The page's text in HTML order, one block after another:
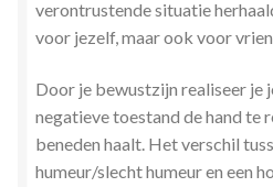
verontrustende situatie
voor jezelf, maar ook voor
Door je bewustzijn realiseer je
negatieve toestand de hand te
beneden haalt. Het verschil
humeur/slecht humeur en een